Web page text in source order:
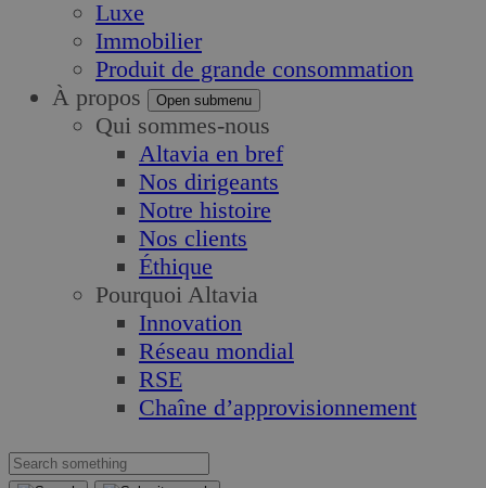
Luxe
Immobilier
Produit de grande consommation
À propos
Open submenu
Qui sommes-nous
Altavia en bref
Nos dirigeants
Notre histoire
Nos clients
Éthique
Pourquoi Altavia
Innovation
Réseau mondial
RSE
Chaîne d’approvisionnement